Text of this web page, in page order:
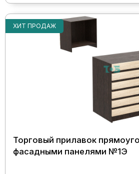
ХИТ ПРОДАЖ
Торговый прилавок
фасадными панелями №1Э